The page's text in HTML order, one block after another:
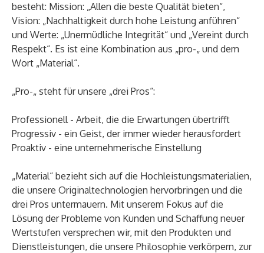
besteht: Mission: „Allen die beste Qualität bieten“,
Vision: „Nachhaltigkeit durch hohe Leistung anführen“
und Werte: „Unermüdliche Integrität“ und „Vereint durch
Respekt“. Es ist eine Kombination aus „pro-„ und dem
Wort „Material“.
„Pro-„ steht für unsere „drei Pros“:
Professionell - Arbeit, die die Erwartungen übertrifft
Progressiv - ein Geist, der immer wieder herausfordert
Proaktiv - eine unternehmerische Einstellung
„Material“ bezieht sich auf die Hochleistungsmaterialien,
die unsere Originaltechnologien hervorbringen und die
drei Pros untermauern. Mit unserem Fokus auf die
Lösung der Probleme von Kunden und Schaffung neuer
Wertstufen versprechen wir, mit den Produkten und
Dienstleistungen, die unsere Philosophie verkörpern, zur